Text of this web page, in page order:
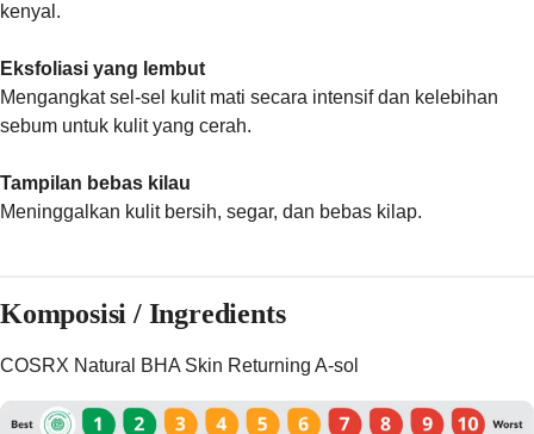
kenyal.
Eksfoliasi yang lembut
Mengangkat sel-sel kulit mati secara intensif dan kelebihan
sebum untuk kulit yang cerah.
Tampilan bebas kilau
Meninggalkan kulit bersih, segar, dan bebas kilap.
Komposisi / Ingredients
COSRX Natural BHA Skin Returning A-sol